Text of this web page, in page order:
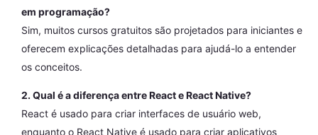
em programação?
Sim, muitos cursos gratuitos são projetados para iniciantes e
oferecem explicações detalhadas para ajudá-lo a entender
os conceitos.
2. Qual é a diferença entre React e React Native?
React é usado para criar interfaces de usuário web,
enquanto o React Native é usado para criar aplicativos